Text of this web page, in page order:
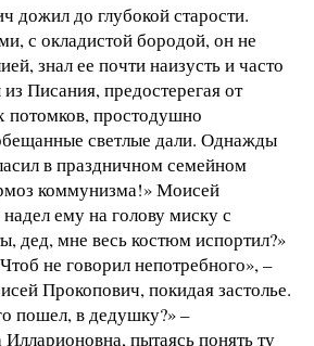
дожил до глубокой старости.
с окладистой бородой, он не
знал ее почти наизусть и часто
Писания, предостерегая от
потомков, простодушно
светлые дали. Однажды
в праздничном семейном
коммунизма!» Моисей
ему на голову миску с
дед, мне весь костюм испортил?»
не говорил непотребного», –
Прокопович, покидая застолье.
пошел, в дедушку?» –
пытаясь понять ту